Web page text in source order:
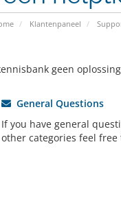
Klantenpaneel
geen
General Questions
If you have general
other categories feel